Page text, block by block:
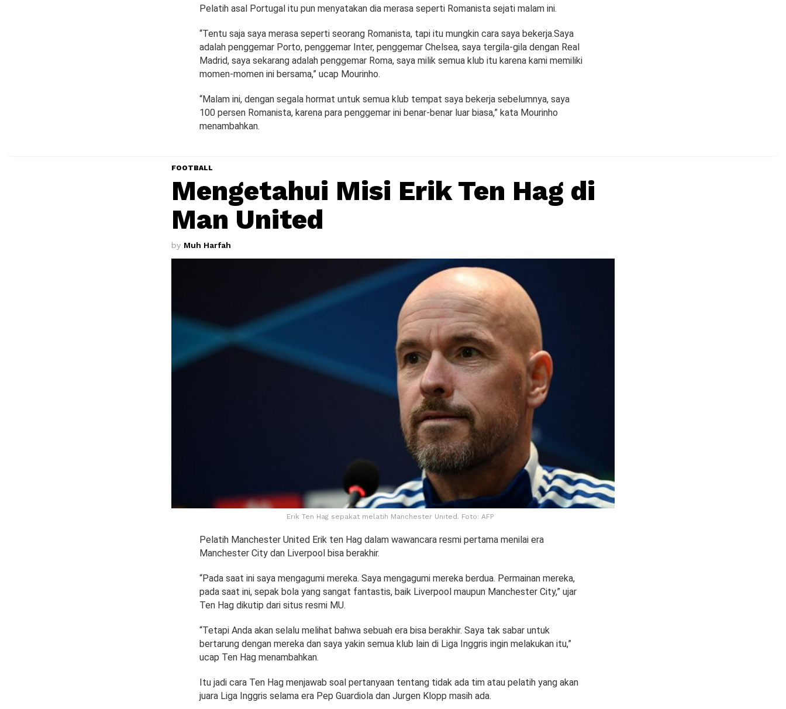
Pelatih asal Portugal itu pun menyatakan dia merasa seperti Romanista sejati malam ini.
“Tentu saja saya merasa seperti seorang Romanista, tapi itu mungkin cara saya bekerja.Saya
adalah penggemar Porto, penggemar Inter, penggemar Chelsea, saya tergila-gila dengan Real
Madrid, saya sekarang adalah penggemar Roma, saya milik semua klub itu karena kami memiliki
momen-momen ini bersama,” ucap Mourinho.
“Malam ini, dengan segala hormat untuk semua klub tempat saya bekerja sebelumnya, saya
100 persen Romanista, karena para penggemar ini benar-benar luar biasa,” kata Mourinho
menambahkan.
FOOTBALL
Mengetahui Misi Erik Ten Hag di
Man United
by Muh Harfah
Erik Ten Hag sepakat melatih Manchester United. Foto: AFP
Pelatih Manchester United Erik ten Hag dalam wawancara resmi pertama menilai era
Manchester City dan Liverpool bisa berakhir.
“Pada saat ini saya mengagumi mereka. Saya mengagumi mereka berdua. Permainan mereka,
pada saat ini, sepak bola yang sangat fantastis, baik Liverpool maupun Manchester City,” ujar
Ten Hag dikutip dari situs resmi MU.
“Tetapi Anda akan selalu melihat bahwa sebuah era bisa berakhir. Saya tak sabar untuk
bertarung dengan mereka dan saya yakin semua klub lain di Liga Inggris ingin melakukan itu,”
ucap Ten Hag menambahkan.
Itu jadi cara Ten Hag menjawab soal pertanyaan tentang tidak ada tim atau pelatih yang akan
juara Liga Inggris selama era Pep Guardiola dan Jurgen Klopp masih ada.